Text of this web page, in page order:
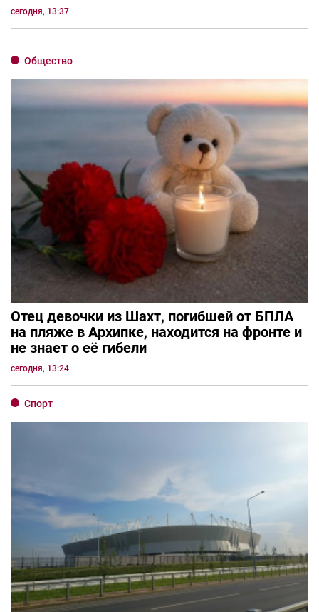
сегодня, 13:37
Общество
Отец девочки из Шахт, погибшей от БПЛА
на пляже в Архипке, находится на фронте и
не знает о её гибели
сегодня, 13:24
Спорт